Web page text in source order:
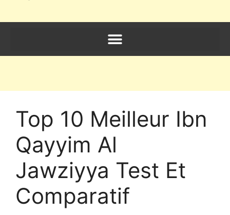
Top 10 Meilleur Ibn
Qayyim Al
Jawziyya Test Et
Comparatif